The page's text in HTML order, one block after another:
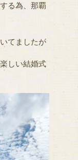
る為、那覇
てましたが
しい結婚式